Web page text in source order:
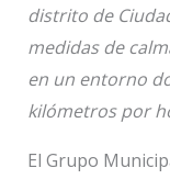
distrito de
medidas de
en un entorno
kilómetros por
El Grupo